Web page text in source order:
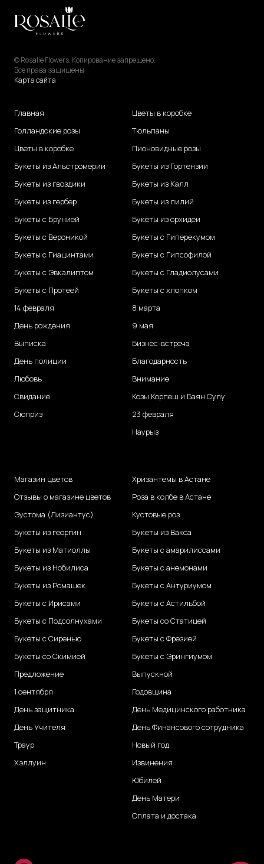
© Rosalie Flowers. Копирование запрещено.
Все права защищены
Карта сайта
Главная
Голландские розы
Цветы в коробке
Букеты из Альстромерии
Букеты из гвоздики
Букеты из гербер
Букеты с Брунией
Букеты с Вероникой
Букеты с Гиацинтами
Букеты с Эвкалиптом
Букеты с Протеей
14 февраля
День рождения
Выписка
День полиции
Любовь
Свидание
Сюприз
Цветы в коробке
Тюльпаны
Пионовидные розы
Букеты из Гортензии
Букеты из Калл
Букеты из лилий
Букеты из орхидеи
Букеты с Гиперекумом
Букеты с Гипсофилой
Букеты с Гладиолусами
Букеты с хлопком
8 марта
9 мая
Бизнес-встреча
Благодарность
Внимание
Козы Корпеш и Баян Сулу
23 февраля
Наурыз
Магазин цветов
Отзывы о магазине цветов
Эустома (Лизиантус)
Букеты из георгин
Букеты из Матиоллы
Букеты из Нобилиса
Букеты из Ромашек
Букеты с Ирисами
Букеты с Подсолнухами
Букеты с Сиренью
Букеты со Скимией
Предложение
1 сентября
День защитника
День Учителя
Траур
Хэллуин
Хризантемы в Астане
Роза в колбе в Астане
Кустовые роз
Букеты из Вакса
Букеты с амарилиссами
Букеты с анемонами
Букеты с Антуриумом
Букеты с Астильбой
Букеты со Статицей
Букеты с Фрезией
Букеты с Эрингиумом
Выпускной
Годовщина
День Медицинского работника
День Финансового сотрудника
Новый год
Извинения
Юбилей
День Матери
Оплата и достака